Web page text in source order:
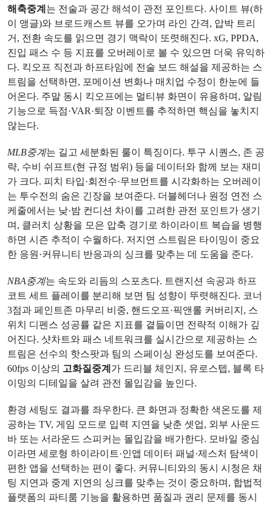
해축중계 는 전술과 공간 해석이 관전 포인트다. 사이트 뷰(하
이 앵글)와 브로드캐스트 뷰를 오가며 라인 간격, 압박 트리
거, 전환 속도를 읽으면 경기 맥락이 또렷해진다. xG, PPDA,
진입 패스 수 등 지표를 오버레이로 볼 수 있으면 더욱 유익하
다. 킥오프 직전과 하프타임에 전술 보드 해설을 제공하는 스
트림을 선택하면, 포메이션 변화나 매치업 수정이 한눈에 들
어온다. 주말 동시 킥오프에는 멀티뷰 화면이 유용하며, 알림
기능으로 득점·VAR·퇴장 이벤트를 추적하면 핵심을 놓치지
않는다.
MLB중계는 길고 세분화된 룰이 특징이다. 투구 시퀀스, 존 공
략, 수비 쉬프트(현 규정 범위) 등을 데이터와 함께 보는 재미
가 크다. 피치 타입·회전수·무브먼트를 시각화하는 오버레이
는 투수전의 숨은 긴장을 보여준다. 더블헤더나 원정 연전 스
케줄에서는 낮·밤 컨디션 차이를 고려한 관전 포인트가 생기
며, 클러치 상황을 모은 압축 경기로 하이라이트 복습을 병행
하면 시즌 추적이 수월하다. 저지연 스트림은 타이밍이 중요
한 응원·커뮤니티 반응과의 싱크를 맞추는 데 도움을 준다.
NBA중계는 속도와 리듬의 스포츠다. 트랜지션 속공과 하프
코트 세트 플레이를 분리해 보면 팀 성향이 뚜렷해진다. 코너
3점과 페인트존 마무리 비중, 핸드오프·픽앤롤 커버리지, 스
위치 디펜스 성공률 같은 지표를 곁들이면 전략적 이해가 깊
어진다. 샷차트와 패스 네트워크를 실시간으로 제공하는 스
트림은 선수의 핫스팟과 팀의 스페이싱 완성도를 보여준다.
60fps 이상의 고화질중계 가 드리블 체인지, 유로스텝, 블록 타
이밍의 디테일을 살려 관전 몰입감을 높인다.
환경 세팅도 결과를 좌우한다. 큰 화면과 정확한 색온도를 제
공하는 TV, 게임 모드로 입력 지연을 낮춘 셋업, 외부 사운드
바 또는 서라운드 스피커는 몰입감을 배가한다. 모바일 중심
이라면 세로형 하이라이트·인앱 데이터 패널·제스처 탐색이
편한 앱을 선택하는 편이 좋다. 커뮤니티와의 동시 시청은 채
팅 지연과 중계 지연의 싱크를 맞추는 것이 중요하며, 합법적
플랫폼의 파티룸 기능을 활용하면 품질과 권리 문제를 동시